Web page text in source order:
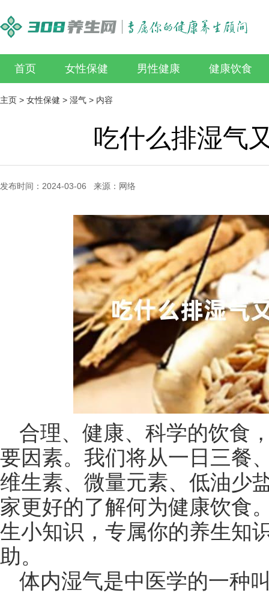
首页 女性保健 男性健康 健康饮食
主页 > 女性保健 > 湿气 > 内容
吃什么排湿气
发布时间：2024-03-06 来源：网络
合理、健康、科学的饮食
要因素。我们将从一日三餐
维生素、微量元素、低油少
家更好的了解何为健康饮食
生小知识，专属你的养生知
助。
体内湿气是中医学的一种